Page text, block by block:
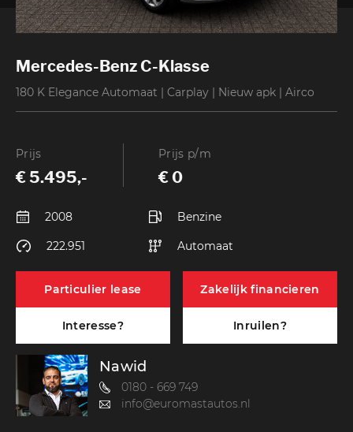
Mercedes-Benz C-Klasse
180 K Elegance Automaat | Carplay | Nieuw apk | Airco
Prijs
€ 5.495,-
Prijs p/m
€ 0
2008 Benzine
222.951 Automaat
Particulier lease Zakelijk financieren
Interesse? Inruilen?
Nawid
0180 - 669 749
info@euromastautos.nl